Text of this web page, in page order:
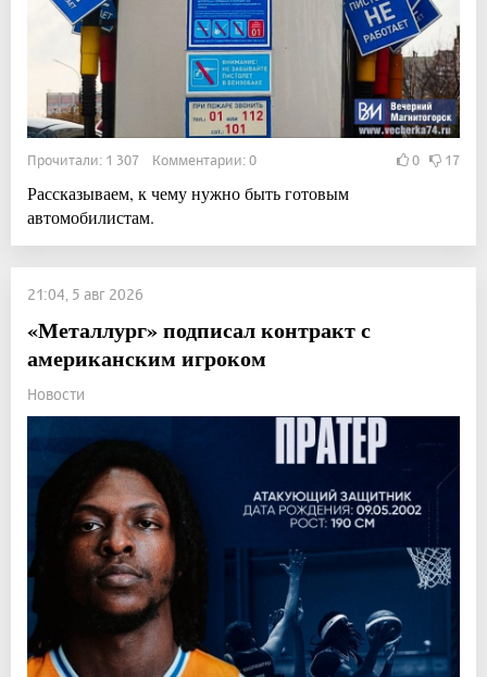
Прочитали: 1 307 Комментарии: 0 0 17
Рассказываем, к чему нужно быть готовым
автомобилистам.
21:04, 5 авг 2026
«Металлург» подписал контракт с
американским игроком
Новости